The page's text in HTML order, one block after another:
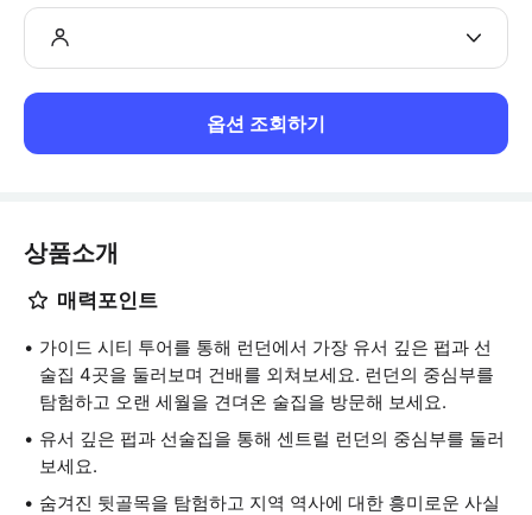
옵션 조회하기
상품소개
매력포인트
가이드 시티 투어를 통해 런던에서 가장 유서 깊은 펍과 선
술집 4곳을 둘러보며 건배를 외쳐보세요. 런던의 중심부를
탐험하고 오랜 세월을 견뎌온 술집을 방문해 보세요.
유서 깊은 펍과 선술집을 통해 센트럴 런던의 중심부를 둘러
보세요.
숨겨진 뒷골목을 탐험하고 지역 역사에 대한 흥미로운 사실